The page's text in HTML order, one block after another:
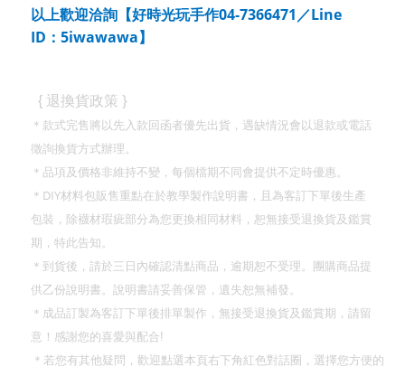
以上歡迎洽詢【好時光玩手作04-7366471 ／Line
ID ： 5iwawawa 】
{ 退換貨政策 }
＊款式完售將以先入款回函者優先出貨，遇缺情況會以退款或電話
徵詢換貨方式辦理。
＊品項及價格非維持不變，每個檔期不同會提供不定時優惠。
＊ DIY材料包販售重點在於教學製作說明書，且為客訂下單後生產
包裝，除襪材瑕疵部分為您更換相同材料，恕無接受退換貨及鑑賞
期，特此告知。
＊到貨後，請於三日內確認清點商品，逾期恕不受理。團購商品提
供乙份說明書。說明書請妥善保管，遺失恕無補發。
＊成品訂製為客訂下單後排單製作，無接受退換貨及鑑賞期，請留
意！ 感謝您的喜愛與配合!
＊若您有其他疑問，歡迎點選本頁右下角紅色對話圈，選擇您方便的